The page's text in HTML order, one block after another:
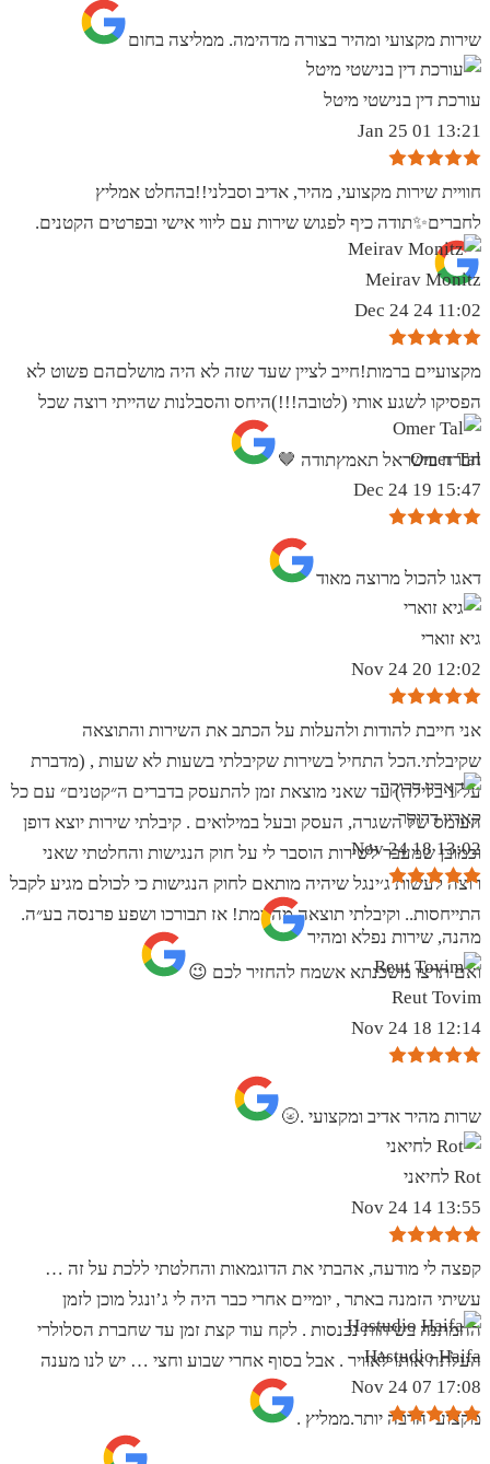
שירות מקצועי ומהיר בצורה מדהימה. ממליצה בחום
עורכת דין בנישטי מיטל
13:21 01 Jan 25
חוויית שירות מקצועי, מהיר, אדיב וסבלני!!בהחלט אמליץ
לחברים✨️תודה כיף לפגוש שירות עם ליווי אישי ובפרטים הקטנים.
Meirav Monitz
11:02 24 Dec 24
מקצועיים ברמות!חייב לציין שעד שזה לא היה מושלםהם פשוט לא
הפסיקו לשגע אותי (לטובה!!!)היחס והסבלנות שהייתי רוצה שכל
חברה בישראל תאמץתודה 🤎
Omer Tal
15:47 19 Dec 24
‏דאגו להכול מרוצה מאוד
גיא זוארי
12:02 20 Nov 24
אני חייבת להודות ולהעלות על הכתב את השירות והתוצאה
שקיבלתי.הכל התחיל בשירות שקיבלתי בשעות לא שעות , (מדברת
על 1 בלילה) עד שאני מוצאת זמן להתעסק בדברים ה״קטנים״ עם כל
העומס של השגרה, העסק ובעל במילואים . קיבלתי שירות יוצא דופן
וכמובן שמעבר לשירות הוסבר לי על חוק הנגישות והחלטתי שאני
רוצה לעשות ג׳ינגל שיהיה מותאם לחוק הנגישות כי לכולם מגיע לקבל
התייחסות.. וקיבלתי תוצאה מהממת! אז תבורכו ושפע פרנסה בע״ה.
ואם תרצו משכנתא אשמח להחזיר לכם 😉
קארין דרוקר
13:02 18 Nov 24
מהנה, שירות נפלא ומהיר
Reut Tovim
12:14 18 Nov 24
שרות מהיר אדיב ומקצועי .🌝
Rot לחיאני
13:55 14 Nov 24
קפצה לי מודעה, אהבתי את הדוגמאות והחלטתי ללכת על זה …
עשיתי הזמנה באתר , יומיים אחרי כבר היה לי ג’ונגל מוכן לזמן
ההמתנה בשיחות נכנסות . לקח עוד קצת זמן עד שחברת הסלולרי
העלתה אותו לאוויר . אבל בסוף אחרי שבוע וחצי … יש לנו מענה
מקצועי הרבה יותר.ממליץ .
Hastudio Haifa
17:08 07 Nov 24